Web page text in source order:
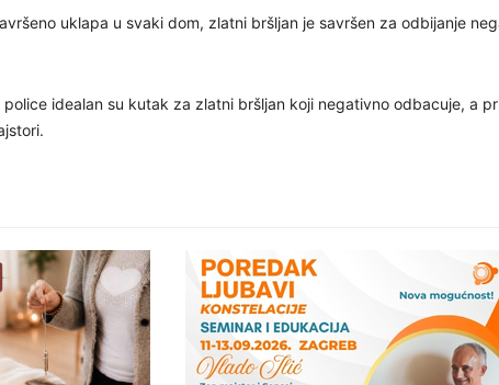
uklapa u svaki dom, zlatni bršljan je savršen za odbijanje
police idealan su kutak za zlatni bršljan koji negativno odbacuje, a